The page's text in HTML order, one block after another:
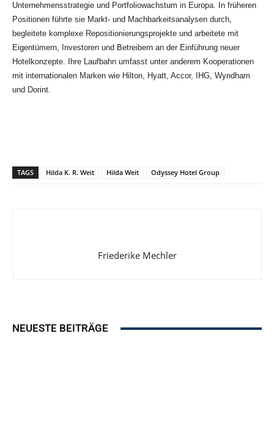
Unternehmensstrategie und Portfoliowachstum in Europa. In früheren
Positionen führte sie Markt- und Machbarkeitsanalysen durch,
begleitete komplexe Repositionierungsprojekte und arbeitete mit
Eigentümern, Investoren und Betreibern an der Einführung neuer
Hotelkonzepte. Ihre Laufbahn umfasst unter anderem Kooperationen
mit internationalen Marken wie Hilton, Hyatt, Accor, IHG, Wyndham
und Dorint.
TAGS Hilda K. R. Weit Hilda Weit Odyssey Hotel Group
Friederike Mechler
NEUESTE BEITRÄGE